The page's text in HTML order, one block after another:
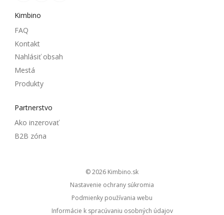
Kimbino
FAQ
Kontakt
Nahlásiť obsah
Mestá
Produkty
Partnerstvo
Ako inzerovať
B2B zóna
© 2026
kimbino.sk
Nastavenie ochrany súkromia
Podmienky používania webu
Informácie k spracúvaniu osobných údajov